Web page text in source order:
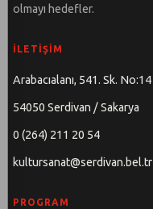
olmayı hedefler.
İLETIŞIM
Arabacıalanı, 541. Sk. No:14
54050 Serdivan / Sakarya
0 (264) 211 20 54
kultursanat@serdivan.bel.tr
PROGRAM